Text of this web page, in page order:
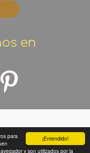
¡Entendido!
para
y son utilizados por la
en
in Tarrío